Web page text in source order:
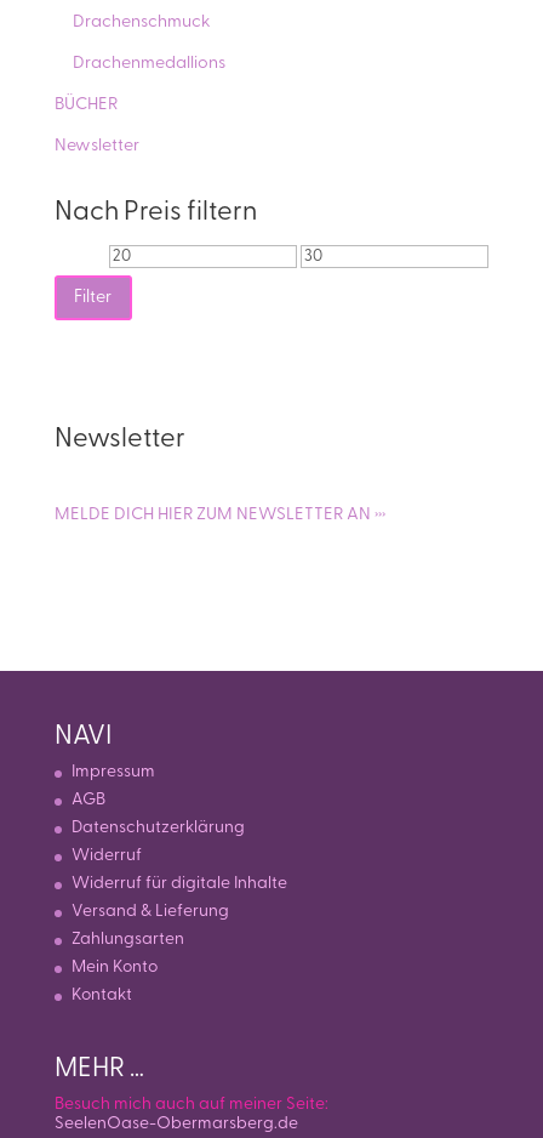
Drachenschmuck
Drachenmedallions
BÜCHER
Newsletter
Nach Preis filtern
Min.
Preis
Max.
Filter
Newsletter
MELDE DICH HIER ZUM NEWSLETTER AN ›››
NAVI
Impressum
AGB
Datenschutzerklärung
Widerruf
Widerruf für digitale Inhalte
Versand & Lieferung
Zahlungsarten
Mein Konto
Kontakt
MEHR …
Besuch mich auch auf meiner Seite:
SeelenOase-Obermarsberg.de